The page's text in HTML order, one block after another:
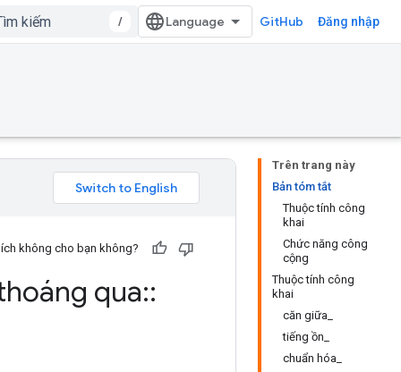
/ GitHub Đăng nhập
Trên trang này
Bản tóm tắt
Thuộc tính công
khai
Chức năng công
cộng
Thuộc tính công
khai
căn giữa_
tiếng ồn_
chuẩn hóa_
không cho bạn không?
qua::